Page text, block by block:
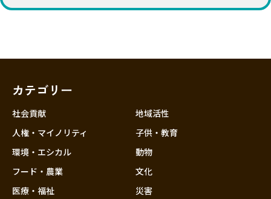
石川
近畿
カテゴリー
社会貢献
人権・マイノリティ
環境・エシカル
フード・農業
医療・福祉
地域活性
子供・教育
動物
文化
災害